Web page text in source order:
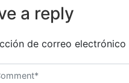
a reply
de correo electrónico